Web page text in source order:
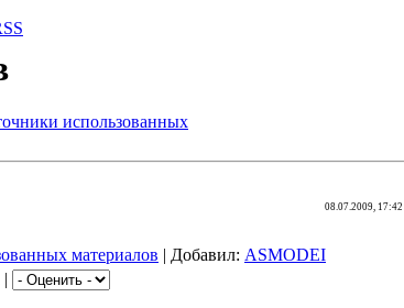
использованных
08.07.2009, 17:42
материалов | Добавил: ASMODEI
|